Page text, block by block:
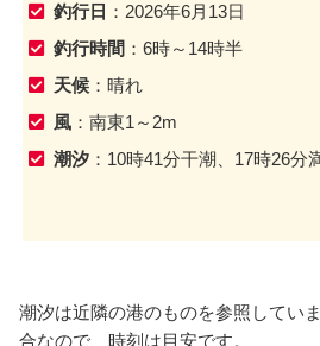
釣行日 ：2026年6月13日
釣行時間 ：6時～14時半
天候 ：晴れ
風 ：南東1～2m
潮汐 ：10時41分干潮、17時26分
潮汐は近隣の港のものを参照してい
合なので、時刻は目安です。